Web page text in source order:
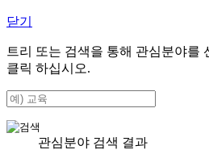
닫기
트리 또는 검색을 통해 관심분야를
클릭 하십시오.
관심분야 검색 결과